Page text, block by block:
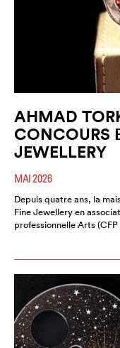
AHMAD
CONCOURS
JEWELLERY
MAI 2026
Depuis quatre ans, la
Fine Jewellery en
professionnelle Arts